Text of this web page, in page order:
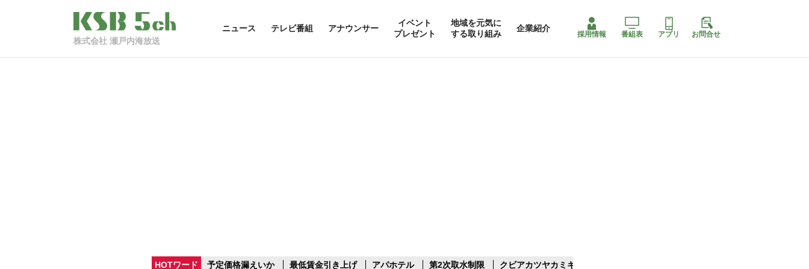
株式会社 瀬戸内海放送
ニュース テレビ番組 アナウンサー
イベント
プレゼント
地域を元気に
する取り組み
企業紹介
採用情報 番組表 アプリ お問合せ
HOTワード 予定価格漏えいか 最低賃金引き上げ アパホテル 第2次取水制限 クビアカツヤカミキリ